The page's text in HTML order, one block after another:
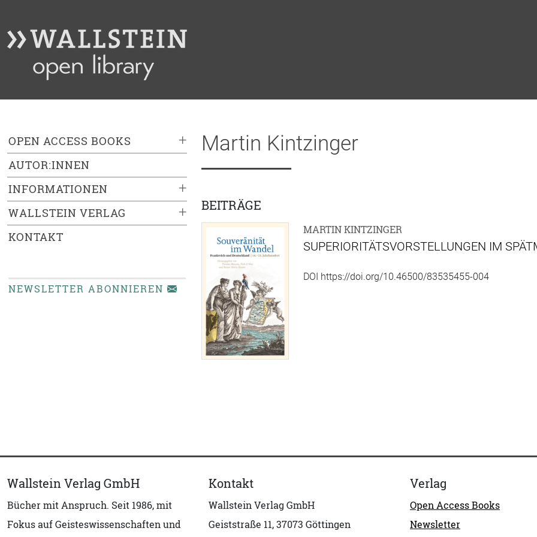
+
OPEN ACCESS BOOKS
AUTOR:INNEN
+
INFORMATIONEN
+
WALLSTEIN VERLAG
KONTAKT
NEWSLETTER ABONNIEREN
Martin Kintzinger
BEITRÄGE
MARTIN KINTZINGER
SUPERIORITÄTSVORSTELLUNGEN IM
DOI https://doi.org/10.46500/83535455-004
Wallstein Verlag GmbH
Bücher mit Anspruch. Seit 1986, mit
Fokus auf Geisteswissenschaften und
Kontakt
Wallstein Verlag GmbH
Geiststraße 11, 37073 Göttingen
Verlag
Open Access Books
Newsletter